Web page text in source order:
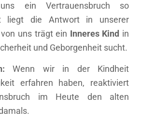
ein Vertrauensbruch so
liegt die Antwort in unserer
uns trägt ein Inneres Kind in
und Geborgenheit sucht.
Wenn wir in der Kindheit
erfahren haben, reaktiviert
im Heute den alten